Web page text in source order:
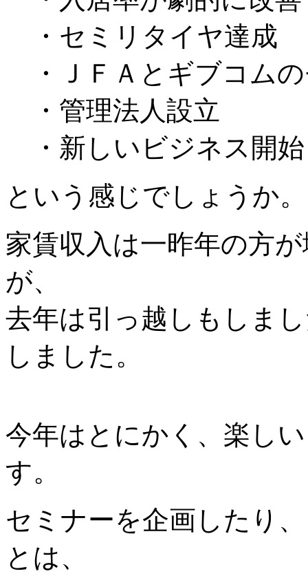
・セミリタイヤ達成
・ＪＦＡとギブコム
・管理法人設立
・新しいビジネス開始
という感じでしょうか。
家賃収入は一昨年の方
が、
去年は引っ越しもしま
しました。
今年はとにかく、楽し
す。
セミナーを企画したり
とは、